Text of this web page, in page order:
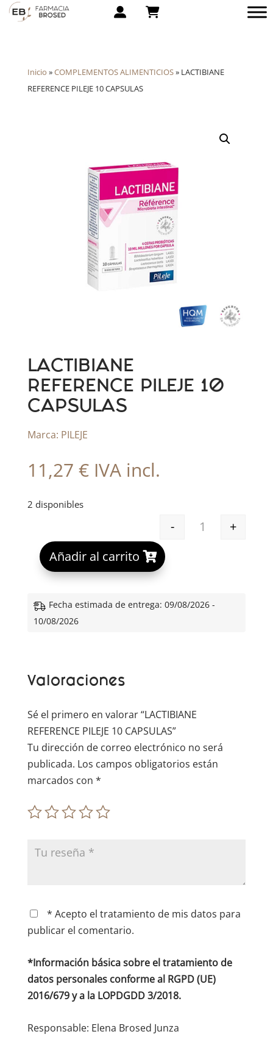
Inicio »COMPLEMENTOS ALIMENTICIOS» LACTIBIANE
REFERENCE PILEJE 10 CAPSULAS
LACTIBIANE
REFERENCE PILEJE 10
CAPSULAS
Marca: PILEJE
11,27 € IVA incl.
2 disponibles
LACTIBIANE
-
+
Añadir al carrito
A
e
e
:
Fecha estimada de entrega: 09/08/2026 -
10/08/2026
Valoraciones
Sé el primero en valorar “LACTIBIANE
REFERENCE PILEJE 10 CAPSULAS”
Tu dirección de correo electrónico no será
publicada. Los campos obligatorios están
marcados con *
* Acepto el tratamiento de mis datos para
publicar el comentario.
*Información básica sobre el tratamiento de
datos personales conforme al RGPD (UE)
2016/679 y a la LOPDGDD 3/2018.
Responsable: Elena Brosed Junza